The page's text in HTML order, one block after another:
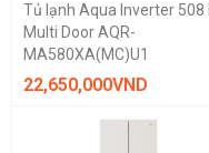
Tủ lạnh Aqua Inverter 508
Multi Door AQR-
MA580XA(MC)U1
22,650,000VND
40.000.000 vnd —
50.000.000 vnd —
70.000.000 vnd —